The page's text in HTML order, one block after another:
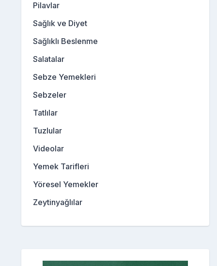
Pilavlar
Sağlık ve Diyet
Sağlıklı Beslenme
Salatalar
Sebze Yemekleri
Sebzeler
Tatlılar
Tuzlular
Videolar
Yemek Tarifleri
Yöresel Yemekler
Zeytinyağlılar